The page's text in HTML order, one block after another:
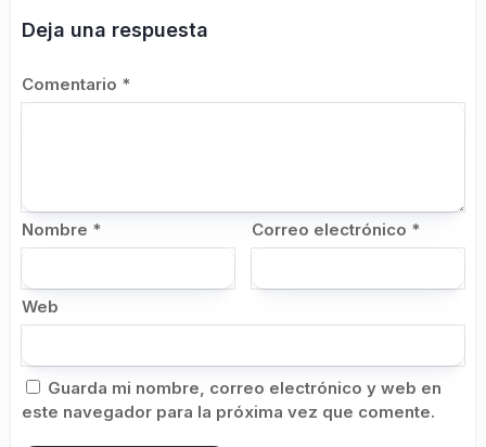
Deja una respuesta
Comentario *
Nombre * Correo electrónico *
Web
Guarda mi nombre, correo electrónico y web en
este navegador para la próxima vez que comente.